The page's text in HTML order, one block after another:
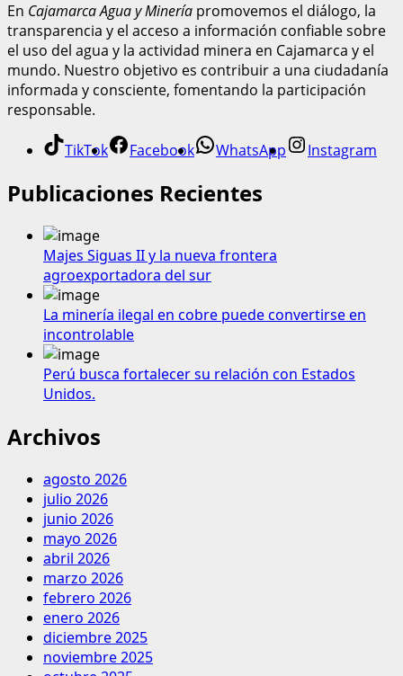
En Cajamarca Agua y Minería promovemos el diálogo, la
transparencia y el acceso a información confiable sobre
el uso del agua y la actividad minera en Cajamarca y el
mundo. Nuestro objetivo es contribuir a una ciudadanía
informada y consciente, fomentando la participación
responsable.
TikTok Facebook WhatsApp Instagram
Publicaciones Recientes
Majes Siguas II y la nueva frontera
agroexportadora del sur
La minería ilegal en cobre puede convertirse en
incontrolable
Perú busca fortalecer su relación con Estados
Unidos.
Archivos
agosto 2026
julio 2026
junio 2026
mayo 2026
abril 2026
marzo 2026
febrero 2026
enero 2026
diciembre 2025
noviembre 2025